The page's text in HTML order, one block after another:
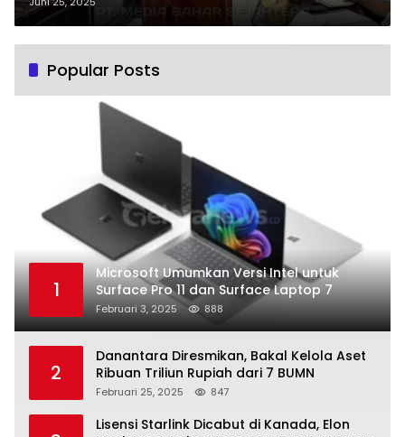
Popular Posts
1
Microsoft Umumkan Versi Intel untuk
Surface Pro 11 dan Surface Laptop 7
Februari 3, 2025 888
2
Danantara Diresmikan, Bakal Kelola Aset
Ribuan Triliun Rupiah dari 7 BUMN
Februari 25, 2025 847
Lisensi Starlink Dicabut di Kanada, Elon